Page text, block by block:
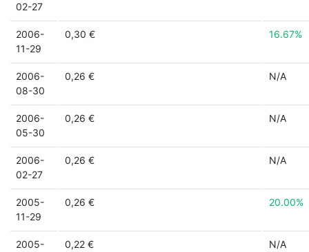
02-27
2006-
11-29
0,30 € 16.67%
2006-
08-30
0,26 € N/A
2006-
05-30
0,26 € N/A
2006-
02-27
0,26 € N/A
2005-
11-29
0,26 € 20.00%
2005-
0,22 € N/A